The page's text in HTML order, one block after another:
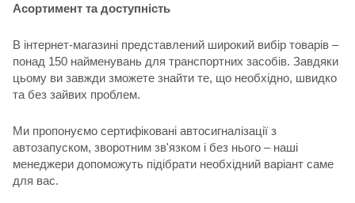
Асортимент та доступність
В інтернет-магазині представлений широкий вибір товарів –
понад 150 найменувань для транспортних засобів. Завдяки
цьому ви завжди зможете знайти те, що необхідно, швидко
та без зайвих проблем.
Ми пропонуємо сертифіковані автосигналізації з
автозапуском, зворотним зв'язком і без нього – наші
менеджери допоможуть підібрати необхідний варіант саме
для вас.